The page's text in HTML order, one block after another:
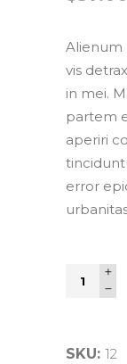
Alienum
vis
in mei.
partem
aperiri
tincidunt
error
SKU: 12